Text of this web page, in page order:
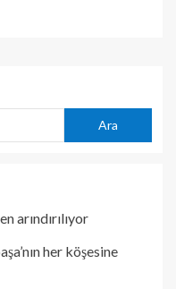
Ara
arındırılıyor
her köşesine